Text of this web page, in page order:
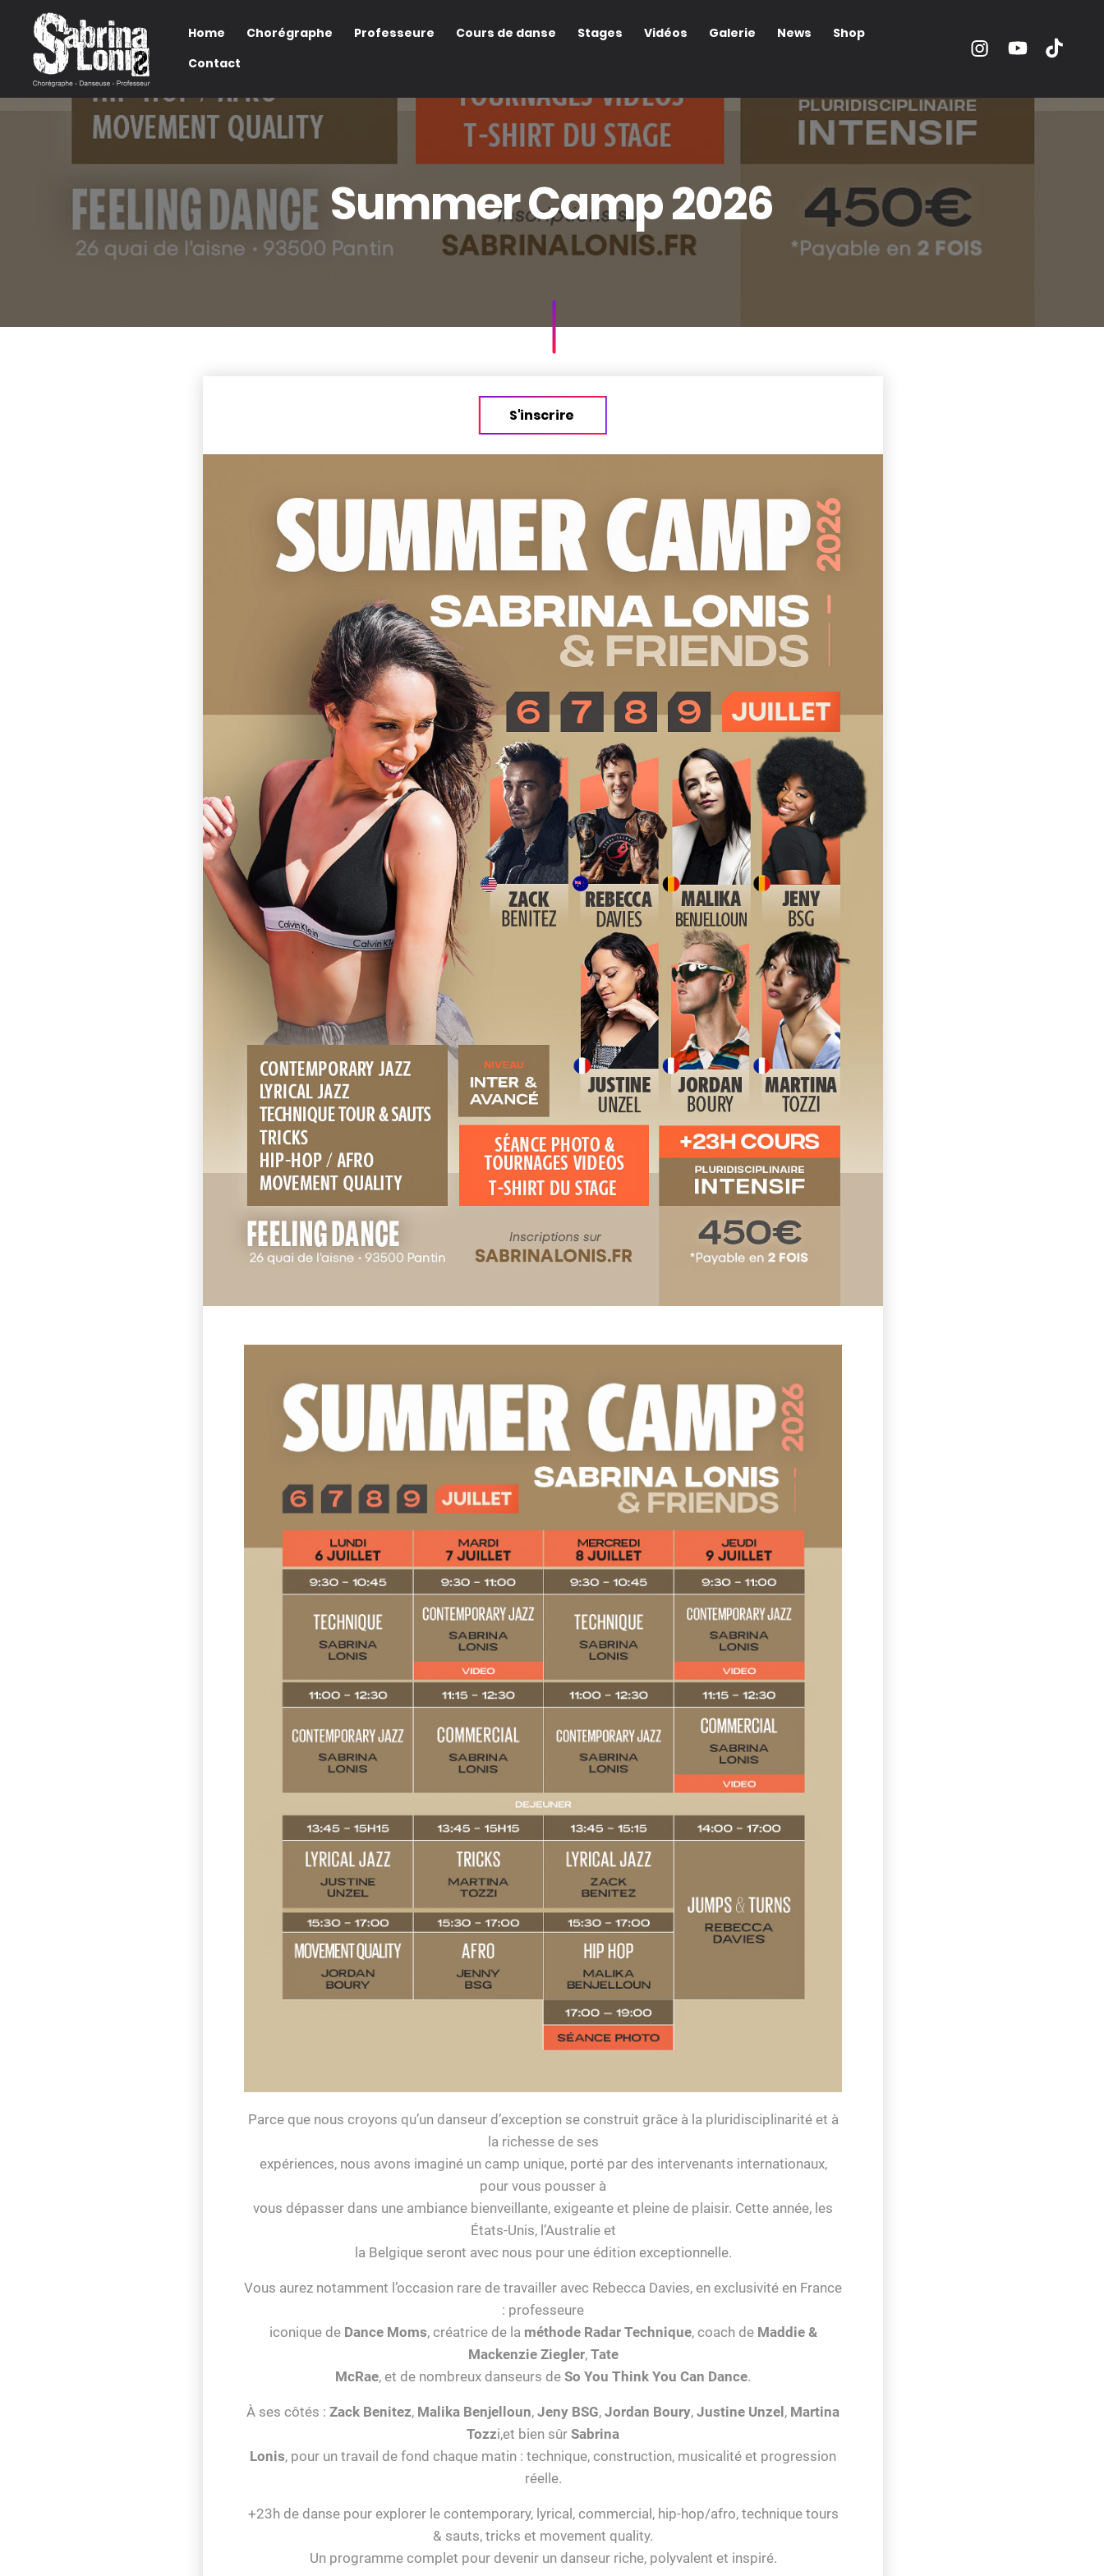
Home Chorégraphe Professeure Cours de danse Stages Vidéos Galerie News
Shop
Contact
Summer Camp 2026
S'inscrire
Parce que nous croyons qu’un danseur d’exception se construit grâce à la pluridisciplinarité et à
la richesse de ses
expériences, nous avons imaginé un camp unique, porté par des intervenants internationaux,
pour vous pousser à
vous dépasser dans une ambiance bienveillante, exigeante et pleine de plaisir. Cette année, les
États-Unis, l’Australie et
la Belgique seront avec nous pour une édition exceptionnelle.
Vous aurez notamment l’occasion rare de travailler avec Rebecca Davies, en exclusivité en France
: professeure
iconique de Dance Moms, créatrice de la méthode Radar Technique, coach deMaddie &
Mackenzie Ziegler, Tate
McRae, et de nombreux danseurs de So You Think You Can Dance.
À ses côtés : Zack Benitez, Malika Benjelloun, Jeny BSG, Jordan Boury, Justine Unzel, Martina
Tozzi,et bien sûr Sabrina
Lonis, pour un travail de fond chaque matin : technique, construction, musicalité et progression
réelle.
+23h de danse pour explorer le contemporary, lyrical, commercial, hip-hop/afro, technique tours
& sauts, tricks et movement quality.
Un programme complet pour devenir un danseur riche, polyvalent et inspiré.